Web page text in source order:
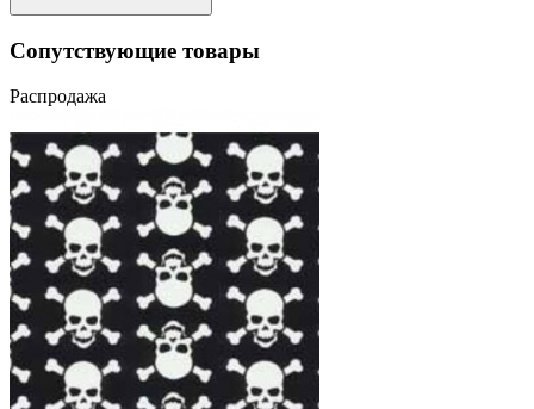
Сопутствующие товары
Распродажа